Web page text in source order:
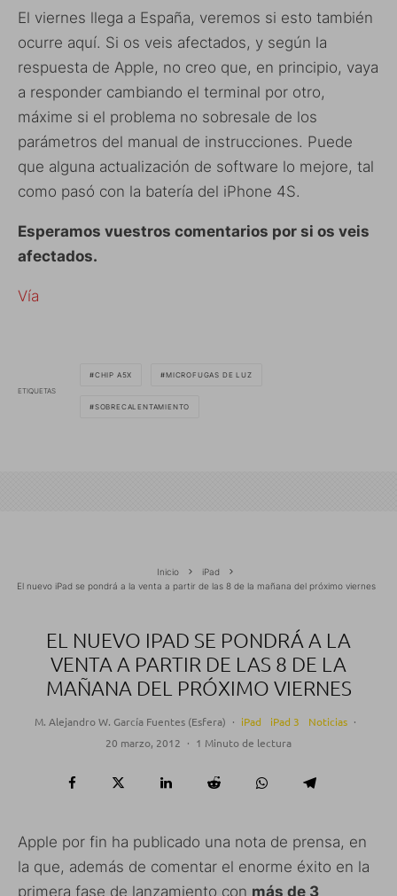
El viernes llega a España, veremos si esto también
ocurre aquí. Si os veis afectados, y según la
respuesta de Apple, no creo que, en principio, vaya
a responder cambiando el terminal por otro,
máxime si el problema no sobresale de los
parámetros del manual de instrucciones. Puede
que alguna actualización de software lo mejore, tal
como pasó con la batería del iPhone 4S.
Esperamos vuestros comentarios por si os veis
afectados.
Vía
ETIQUETAS
CHIP A5X MICROFUGAS DE LUZ
SOBRECALENTAMIENTO
Inicio
iPad
El nuevo iPad se pondrá a la venta a partir de las 8 de la mañana del próximo viernes
EL NUEVO IPAD SE PONDRÁ A LA
VENTA A PARTIR DE LAS 8 DE LA
MAÑANA DEL PRÓXIMO VIERNES
M. Alejandro W. García Fuentes (Esfera) · iPad iPad 3 Noticias ·
20 marzo, 2012 · 1 Minuto de lectura
Apple por fin ha publicado una nota de prensa, en
la que, además de comentar el enorme éxito en la
primera fase de lanzamiento con más de 3